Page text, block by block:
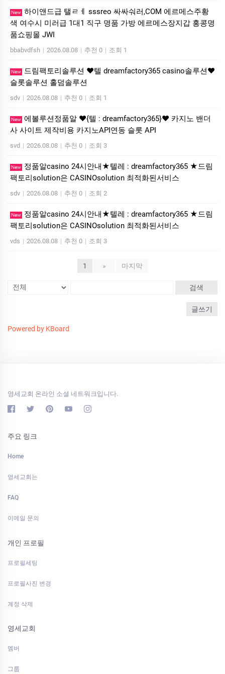
New 하이앤드급 탤ㄹㅔ sssreo 싸싸숴러,COM 에르메스주황
색 여수시 미러급 1대1 직구 명품 가방 에르메스장지갑 홍콩명
품쇼핑몰 JWI
bbabvdfsh | 2026.08.08 | 추천 0 | 조회 1
New
드림팩토리솔루션 ❤️텔 dreamfactory365 casino솔루션❤️
슬롯솔루션 홀덤솔루션
sdv | 2026.08.08 | 추천 0 | 조회 1
New 에볼루션정품알 ❤️{텔 : dreamfactory365}❤️ 카지노 밴더
사 사이트 제작비용 카지노API연동 슬롯 API
svd | 2026.08.08 | 추천 0 | 조회 3
New
정품알casino 24시안내★텔레 : dreamfactory365 ★드림
팩토리solution은 CASINOsolution 최적화된서비스
sdv | 2026.08.08 | 추천 0 | 조회 2
New
정품알casino 24시안내★텔레 : dreamfactory365 ★드림
팩토리solution은 CASINOsolution 최적화된서비스
vds | 2026.08.08 | 추천 0 | 조회 3
1 » 마지막
검색
글쓰기
Powered by KBoard
영세교회 온라인 소셜 네트워크입니다.
주요 링크
Home
영세교회는
FAQ
이메일 문의
개인 프로필
프로필세팅
프로필사진 변경
계정 삭제
영세교회
멤버
그룹